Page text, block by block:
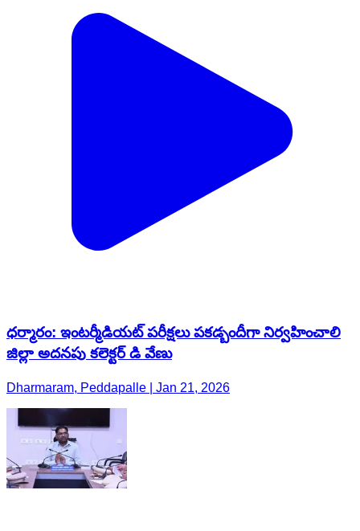
ధర్మారం: ఇంటర్మీడియట్ పరీక్షలు పకడ్బందీగా నిర్వహించాలి
జిల్లా అదనపు కలెక్టర్ డి వేణు
Dharmaram, Peddapalle | Jan 21, 2026